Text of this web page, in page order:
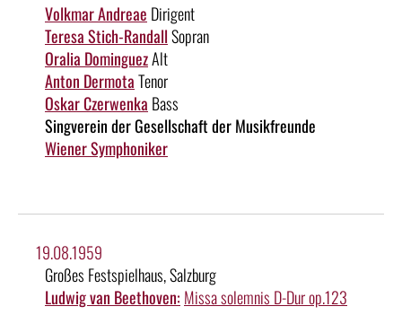
Volkmar Andreae Dirigent
Teresa Stich-RandallSopran
Oralia DominguezAlt
Anton DermotaTenor
Oskar Czerwenka Bass
Singverein der Gesellschaft der Musikfreunde
Wiener Symphoniker
19.08.1959
Großes Festspielhaus, Salzburg
Ludwig van Beethoven: Missa solemnis D-Dur op.123